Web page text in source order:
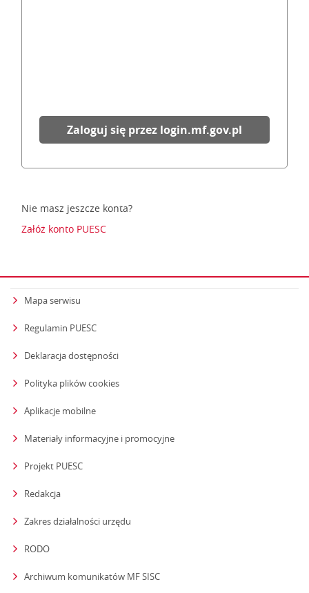
Zaloguj się przez login.mf.gov.pl
Nie masz jeszcze konta?
Załóż konto PUESC
Mapa serwisu
Regulamin PUESC
Deklaracja dostępności
Polityka plików cookies
Aplikacje mobilne
Materiały informacyjne i promocyjne
Projekt PUESC
Redakcja
Zakres działalności urzędu
RODO
Archiwum komunikatów MF SISC